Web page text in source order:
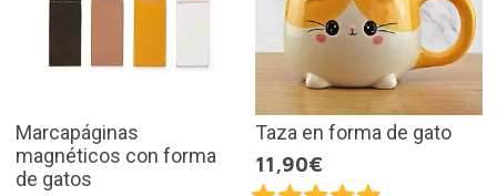
Marcapáginas
magnéticos con forma
de gatos
Taza en forma de gato
11,90€